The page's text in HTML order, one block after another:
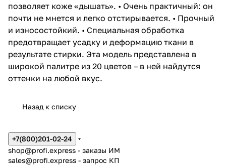
позволяет коже «дышать». • Очень практичный: он
почти не мнется и легко отстирывается. • Прочный
и износостойкий. • Специальная обработка
предотвращает усадку и деформацию ткани в
результате стирки. Эта модель представлена в
широкой палитре из 20 цветов – в ней найдутся
оттенки на любой вкус.
Назад к списку
+7(800)201-02-24
shop@profi.express - заказы ИМ
sales@profi.express - запрос КП